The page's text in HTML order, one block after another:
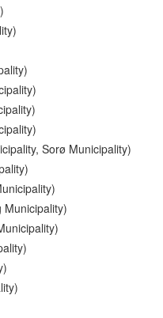
Sorø Municipality)
Municipality)